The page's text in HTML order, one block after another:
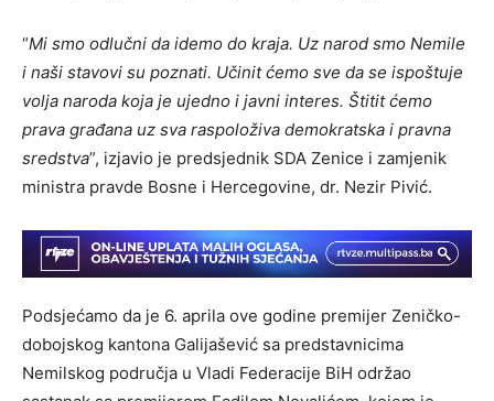
“Mi smo odlučni da idemo do kraja. Uz narod smo Nemile
i naši stavovi su poznati. Učinit ćemo sve da se ispoštuje
volja naroda koja je ujedno i javni interes. Štitit ćemo
prava građana uz sva raspoloživa demokratska i pravna
sredstva”, izjavio je predsjednik SDA Zenice i zamjenik
ministra pravde Bosne i Hercegovine, dr. Nezir Pivić.
Podsjećamo da je 6. aprila ove godine premijer Zeničko-
dobojskog kantona Galijašević sa predstavnicima
Nemilskog područja u Vladi Federacije BiH održao